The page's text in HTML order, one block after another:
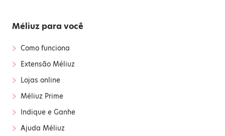
Méliuz para você
› Como funciona
› Extensão Méliuz
› Lojas online
› Méliuz Prime
› Indique e Ganhe
› Ajuda Méliuz